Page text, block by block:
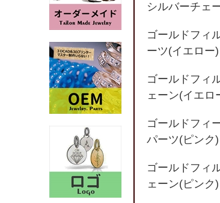
シルバーチェ
ゴールドフィ
ーツ(イエロー)
ゴールドフィ
ェーン(イエロ
ゴールドフィ
パーツ(ピンク)
ゴールドフィ
ェーン(ピンク)